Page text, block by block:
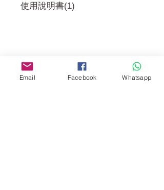
使用說明書(1)
地址︰
Email Facebook Whatsapp